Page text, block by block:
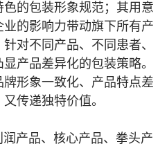
的包装形象规范；其用意
的影响力带动旗下所有产
对不同产品、不同患者、
产品差异化的包装策略。
形象一致化、产品特点差
传递独特价值。
产品、核心产品、拳头产